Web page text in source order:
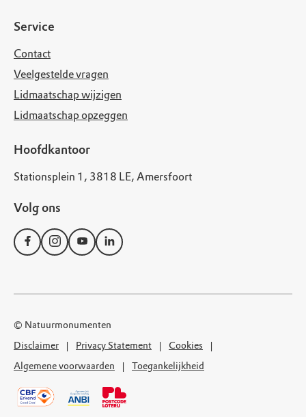
Service
Contact
Veelgestelde vragen
Lidmaatschap wijzigen
Lidmaatschap opzeggen
Hoofdkantoor
Stationsplein 1, 3818 LE, Amersfoort
Volg ons
© Natuurmonumenten
Disclaimer
Privacy Statement
Cookies
Algemene voorwaarden
Toegankelijkheid